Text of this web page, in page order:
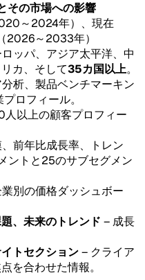
その市場への影響
～2024年）、現在
2026～2033年）
ッパ、アジア太平洋、中
カ、そして35カ国以上。
析、製品ベンチマーキン
ロフィール。
人以上の顧客プロフィー
前年比成長率、トレン
ントと25のサブセグメン
別の価格ダッシュボー
、未来のトレンド – 成長
トセクション– クライア
を合わせた情報。